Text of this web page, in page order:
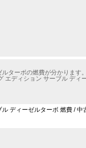
ターボの燃費が分かります。
ディション サーブル ディ
ディーゼルターボ 燃費 /